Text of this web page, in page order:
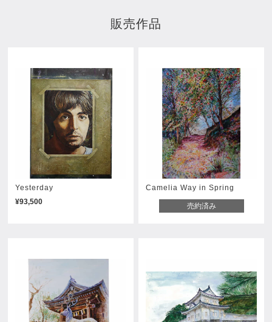
販売作品
Yesterday
¥93,500
Camelia Way in Spring
売約済み